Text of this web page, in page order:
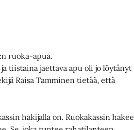
ruoka-apua.
tiistaina jaettava apu oli jo löytänyt
Raisa Tamminen tietää, että
hakijalla on. Ruokakassin hakee